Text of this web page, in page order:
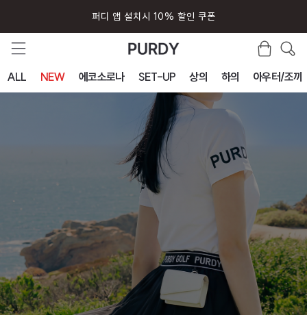
퍼디 앱 설치시 10% 할인 쿠폰
ALL NEW 에코소로나 SET-UP 상의 하의 아우터/조끼